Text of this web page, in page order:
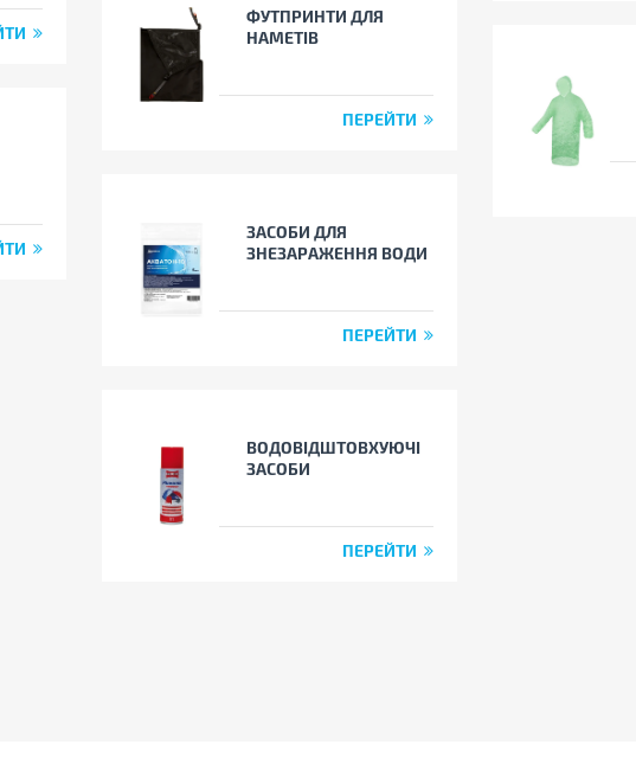
ФУТПРИНТИ ДЛЯ
НАМЕТІВ
ПЕРЕЙТИ
ЗАСОБИ ДЛЯ
ЗНЕЗАРАЖЕННЯ ВОДИ
ПЕРЕЙТИ
ВОДОВІДШТОВХУЮЧІ
ЗАСОБИ
ПЕРЕЙТИ